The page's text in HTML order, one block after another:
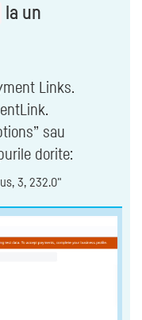
la un
Links.
sau
dorite:
3, 232.0"